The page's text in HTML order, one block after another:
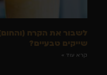
לשבור את הקרח
שייקים טבעיים?
קרא עוד »